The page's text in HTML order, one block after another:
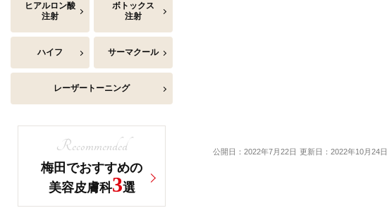
ヒアルロン酸
注射
ボトックス
注射
ハイフ サーマクール
レーザートーニング
Recommended
梅田でおすすめの
美容皮膚科3選
公開日：2022年7月22日 更新日：2022年10月24日